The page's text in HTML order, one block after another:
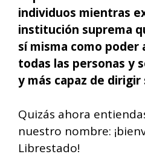
individuos mientras
institución suprema
sí misma como poder
todas las personas y
y más capaz de dirigir
Quizás ahora
nuestro nombre:
Librestado!